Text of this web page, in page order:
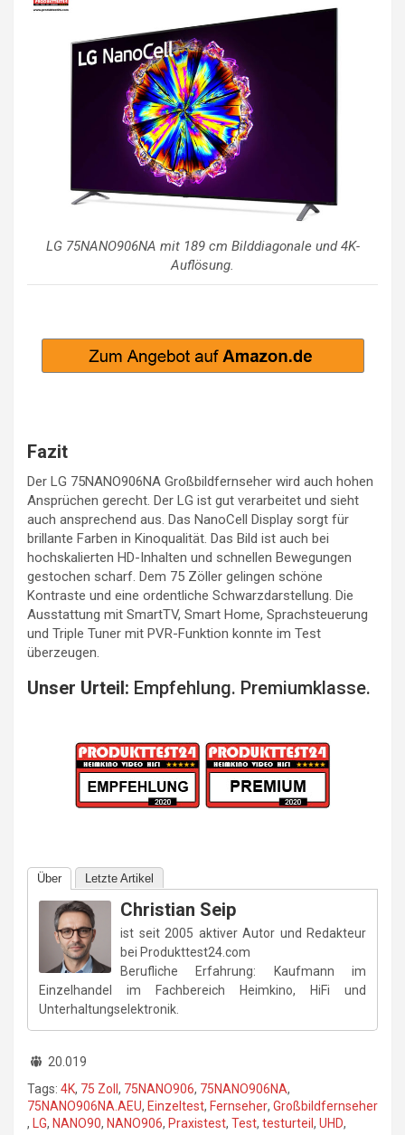
LG 75NANO906NA mit 189 cm Bilddiagonale und 4K-
Auflösung.
Fazit
Der LG 75NANO906NA Großbildfernseher wird auch hohen
Ansprüchen gerecht. Der LG ist gut verarbeitet und sieht
auch ansprechend aus. Das NanoCell Display sorgt für
brillante Farben in Kinoqualität. Das Bild ist auch bei
hochskalierten HD-Inhalten und schnellen Bewegungen
gestochen scharf. Dem 75 Zöller gelingen schöne
Kontraste und eine ordentliche Schwarzdarstellung. Die
Ausstattung mit SmartTV, Smart Home, Sprachsteuerung
und Triple Tuner mit PVR-Funktion konnte im Test
überzeugen.
Unser Urteil: Empfehlung. Premiumklasse.
Über Letzte Artikel
Christian Seip
ist seit 2005 aktiver Autor und Redakteur
bei Produkttest24.com
Berufliche Erfahrung: Kaufmann im
Einzelhandel im Fachbereich Heimkino, HiFi und
Unterhaltungselektronik.
20.019
Tags: 4K, 75 Zoll , 75NANO906, 75NANO906NA,
75NANO906NA.AEU, Einzeltest, Fernseher, Großbildfernseher
,
LG, NANO90, NANO906, Praxistest, Test, testurteil , UHD,